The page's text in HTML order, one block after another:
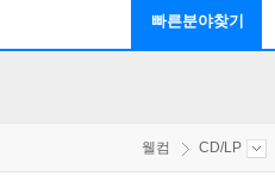
빠른분야찾기
웰컴 CD/LP